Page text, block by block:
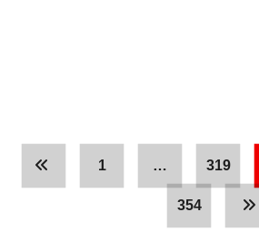
1 … 319
354